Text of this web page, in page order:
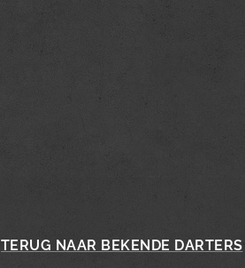
TERUG NAAR BEKENDE DARTERS